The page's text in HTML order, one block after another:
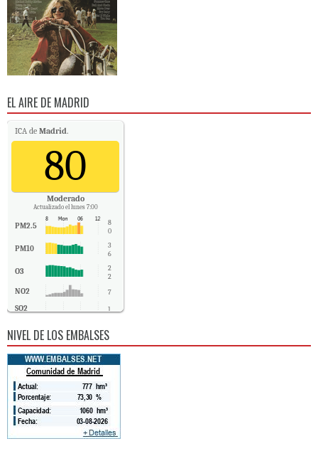
EL AIRE DE MADRID
ICA de Madrid.
80
Moderado
Actualizado el lunes 7:00
PM2.5
8
0
PM10
3
6
O3
2
2
NO2 7
SO2 1
NIVEL DE LOS EMBALSES